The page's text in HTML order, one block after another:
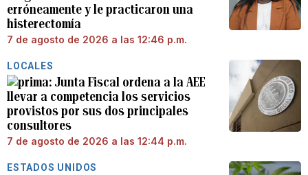
erróneamente y le practicaron una
histerectomía
7 de agosto de 2026 a las 12:46 p.m.
LOCALES
Junta Fiscal ordena a la AEE
llevar a competencia los servicios
provistos por sus dos principales
consultores
7 de agosto de 2026 a las 12:44 p.m.
ESTADOS UNIDOS